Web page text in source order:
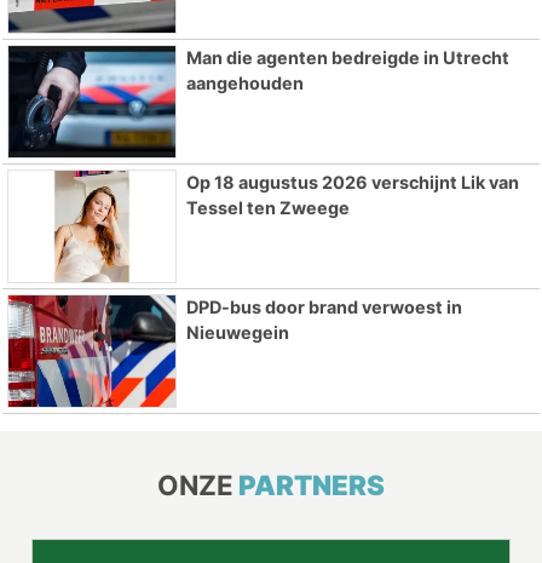
Man die agenten bedreigde in Utrecht
aangehouden
Op 18 augustus 2026 verschijnt Lik van
Tessel ten Zweege
DPD-bus door brand verwoest in
Nieuwegein
ONZE PARTNERS